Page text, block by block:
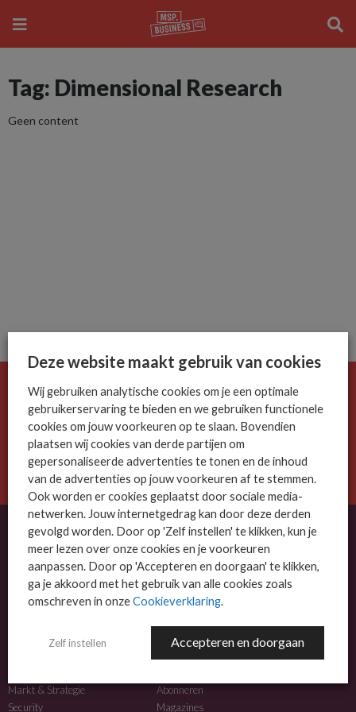
Tag: Dimensional Research
Geen content
De ICT-wereld is snel. Mis niets.
Meld je nu aan voor de MSP Business nieuwsbrief.
AANMELDEN
OVER MSP BUSINESS
MSP Business is het kennisplatform voor IT-dienstverleners met MKB-focus.
NIEUWS
Markt & Strategie
Security
MEER INFO
Abonneren
Magazines
Deze website maakt gebruik van cookies
Wij gebruiken analytische cookies om je een optimale
gebruikerservaring te bieden en we gebruiken functionele
cookies om jouw voorkeuren op te slaan. Bovendien
plaatsen wij cookies van derde partijen om
gepersonaliseerde advertenties te tonen en de inhoud
van de advertenties op jouw voorkeuren af te stemmen.
Ook worden er cookies geplaatst door sociale media-
netwerken. Jouw internetgedrag kan door deze derden
gevolgd worden. Door op 'Zelf instellen' te klikken, kun je
meer lezen over onze cookies en je voorkeuren
aanpassen. Door op 'Accepteren en doorgaan' te klikken,
ga je akkoord met het gebruik van alle cookies zoals
omschreven in onzeCookieverklaring.
Zelf instellen Accepteren en doorgaan